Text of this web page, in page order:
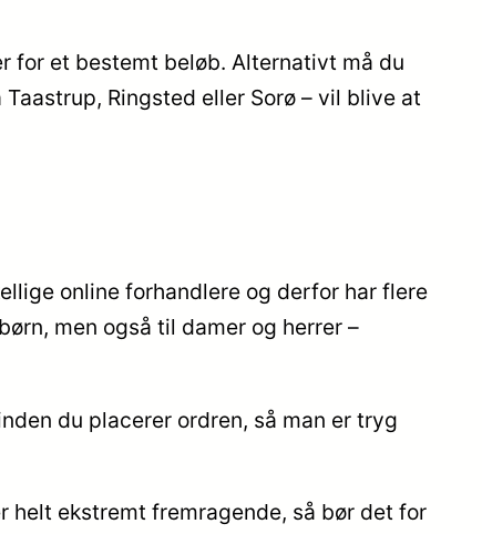
et bestemt beløb. Alternativt må du
Ringsted eller Sorø – vil blive at
online forhandlere og derfor har flere
men også til damer og herrer –
du placerer ordren, så man er tryg
helt ekstremt fremragende, så bør det for